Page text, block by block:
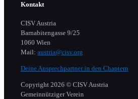
Kontakt
CISV Austria
Barnabitengasse 9/25
1060 Wien
Mail: austria@cisv.org
Deine Ansprechpartner in den Chaptern
Copyright 2026 © CISV Austria
Gemeinnütziger Verein